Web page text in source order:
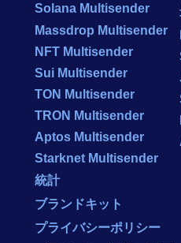
Solana Multisender
Massdrop Multisender
NFT Multisender
Sui Multisender
TON Multisender
TRON Multisender
Aptos Multisender
Starknet Multisender
統計
ブランドキット
プライバシーポリシー